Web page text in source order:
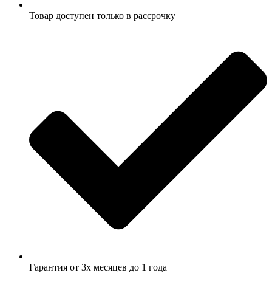
Товар доступен только в рассрочку
Гарантия от 3х месяцев до 1 года